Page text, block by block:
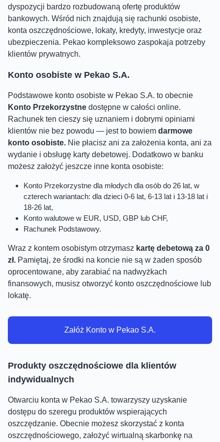
dyspozycji bardzo rozbudowaną ofertę produktów
bankowych. Wśród nich znajdują się rachunki osobiste,
konta oszczędnościowe, lokaty, kredyty, inwestycje oraz
ubezpieczenia. Pekao kompleksowo zaspokaja potrzeby
klientów prywatnych.
Konto osobiste w Pekao S.A.
Podstawowe konto osobiste w Pekao S.A. to obecnie
Konto Przekorzystne dostępne w całości online.
Rachunek ten cieszy się uznaniem i dobrymi opiniami
klientów nie bez powodu — jest to bowiem darmowe
konto osobiste. Nie płacisz ani za założenia konta, ani za
wydanie i obsługę karty debetowej. Dodatkowo w banku
możesz założyć jeszcze inne konta osobiste:
Konto Przekorzystne dla młodych dla osób do 26 lat, w
czterech wariantach: dla dzieci 0-6 lat, 6-13 lat i 13-18 lat i
18-26 lat,
Konto walutowe w EUR, USD, GBP lub CHF,
Rachunek Podstawowy.
Wraz z kontem osobistym otrzymasz kartę debetową za 0
zł. Pamiętaj, że środki na koncie nie są w żaden sposób
oprocentowane, aby zarabiać na nadwyżkach
finansowych, musisz otworzyć konto oszczędnościowe lub
lokatę.
Załóż Konto w Pekao S.A.
Produkty oszczędnościowe dla klientów
indywidualnych
Otwarciu konta w Pekao S.A. towarzyszy uzyskanie
dostępu do szeregu produktów wspierających
oszczędzanie. Obecnie możesz skorzystać z konta
oszczędnościowego, założyć wirtualną skarbonkę na